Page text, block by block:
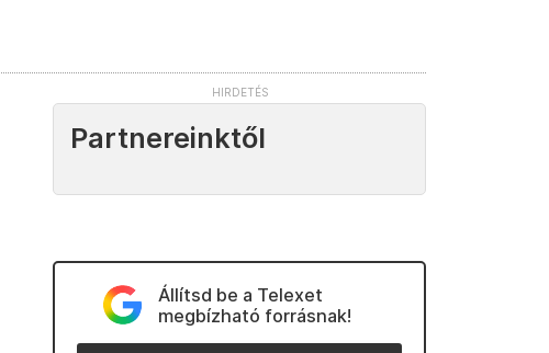
Partnereinktől
Állítsd be a Telexet
megbízható forrásnak!